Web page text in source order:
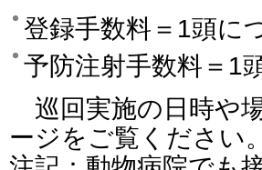
登録手数料＝1頭に
予防注射手数料＝1
巡回実施の日時や
ージをご覧ください。